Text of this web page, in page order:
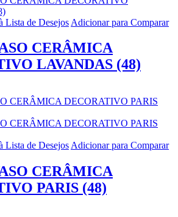
Lista de Desejos Adicionar para Comparar
CERÂMICA
LAVANDAS (48)
Lista de Desejos Adicionar para Comparar
CERÂMICA
PARIS (48)